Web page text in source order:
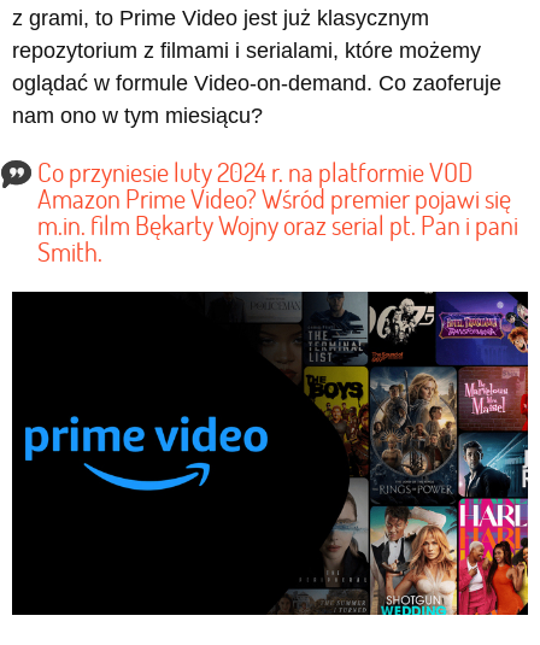
z grami, to Prime Video jest już klasycznym
repozytorium z filmami i serialami, które możemy
oglądać w formule Video-on-demand. Co zaoferuje
nam ono w tym miesiącu?
Co przyniesie luty 2024 r. na platformie VOD
Amazon Prime Video? Wśród premier pojawi się
m.in. film Bękarty Wojny oraz serial pt. Pan i pani
Smith.